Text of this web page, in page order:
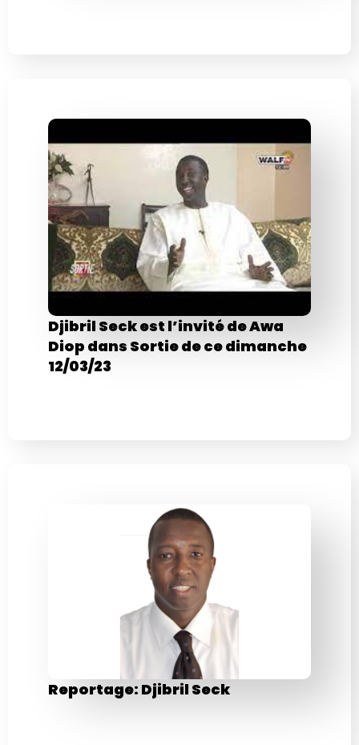
Djibril Seck est l’invité de Awa
Diop dans Sortie de ce dimanche
12/03/23
Reportage: Djibril Seck